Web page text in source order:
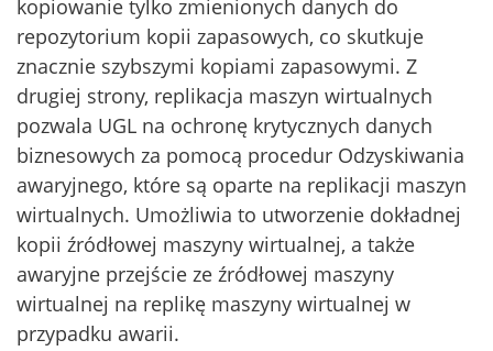
kopiowanie tylko zmienionych danych do
repozytorium kopii zapasowych, co skutkuje
znacznie szybszymi kopiami zapasowymi. Z
drugiej strony, replikacja maszyn wirtualnych
pozwala UGL na ochronę krytycznych danych
biznesowych za pomocą procedur Odzyskiwania
awaryjnego, które są oparte na replikacji maszyn
wirtualnych. Umożliwia to utworzenie dokładnej
kopii źródłowej maszyny wirtualnej, a także
awaryjne przejście ze źródłowej maszyny
wirtualnej na replikę maszyny wirtualnej w
przypadku awarii.